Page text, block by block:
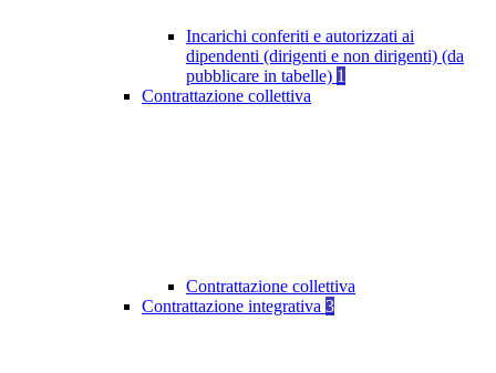
Incarichi conferiti e autorizzati ai
dipendenti (dirigenti e non dirigenti) (da
pubblicare in tabelle) 1
Contrattazione collettiva
Contrattazione collettiva
Contrattazione integrativa 3